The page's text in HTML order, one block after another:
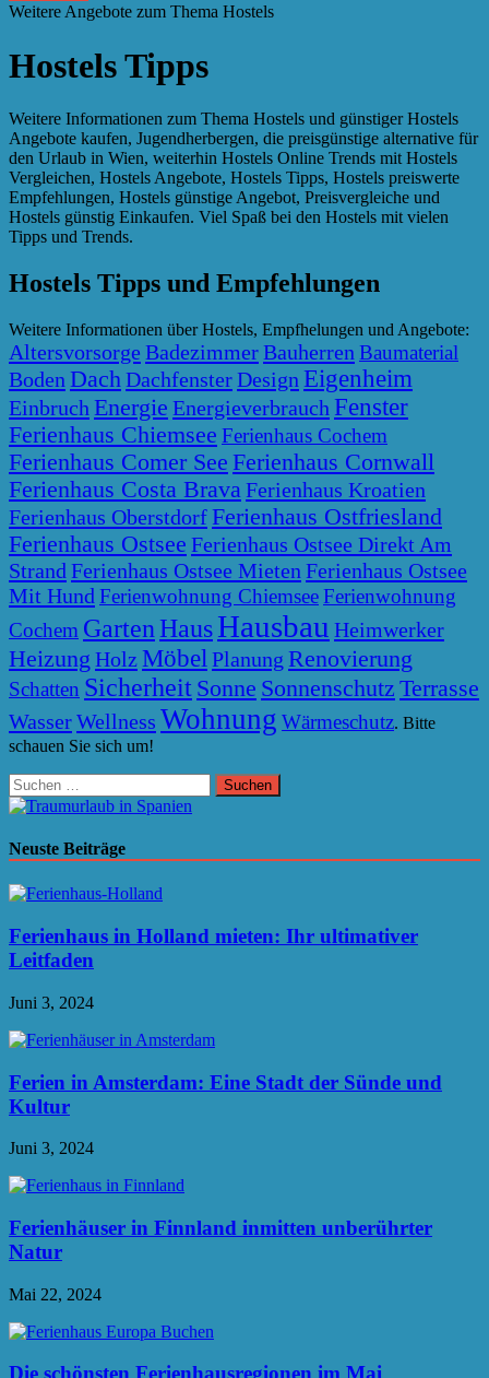
Weitere Angebote zum Thema Hostels
Hostels Tipps
Weitere Informationen zum Thema Hostels und günstiger Hostels
Angebote kaufen, Jugendherbergen, die preisgünstige alternative für
den Urlaub in Wien, weiterhin Hostels Online Trends mit Hostels
Vergleichen, Hostels Angebote, Hostels Tipps, Hostels preiswerte
Empfehlungen, Hostels günstige Angebot, Preisvergleiche und
Hostels günstig Einkaufen. Viel Spaß bei den Hostels mit vielen
Tipps und Trends.
Hostels Tipps und Empfehlungen
Weitere Informationen über Hostels, Empfhelungen und Angebote:
Altersvorsorge BadezimmerBauherren Baumaterial
Boden DachDachfensterDesign Eigenheim
Einbruch Energie Energieverbrauch Fenster
Ferienhaus Chiemsee Ferienhaus Cochem
Ferienhaus Comer See Ferienhaus Cornwall
Ferienhaus Costa BravaFerienhaus Kroatien
Ferienhaus OberstdorfFerienhaus Ostfriesland
Ferienhaus Ostsee Ferienhaus Ostsee Direkt Am
Strand Ferienhaus Ostsee Mieten Ferienhaus Ostsee
Mit Hund Ferienwohnung ChiemseeFerienwohnung
Cochem GartenHausHausbau Heimwerker
Heizung HolzMöbel Planung Renovierung
Schatten Sicherheit Sonne Sonnenschutz Terrasse
WasserWellness Wohnung Wärmeschutz. Bitte
schauen Sie sich um!
Suchen
nach:
Neuste Beiträge
Ferienhaus in Holland mieten: Ihr ultimativer
Leitfaden
Juni 3, 2024
Ferien in Amsterdam: Eine Stadt der Sünde und
Kultur
Juni 3, 2024
Ferienhäuser in Finnland inmitten unberührter
Natur
Mai 22, 2024